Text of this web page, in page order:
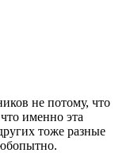
не потому, что
именно эта
тоже разные